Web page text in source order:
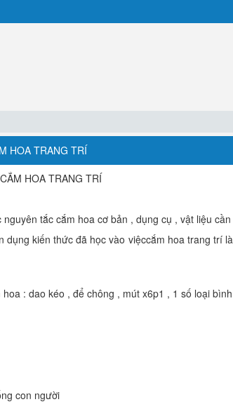
HOA TRANG TRÍ
HOA TRANG TRÍ
tắc cắm hoa cơ bản , dụng cụ , vật liệu
dụng kiến thức đã học vào việccắm hoa trang trí
: dao kéo , để chông , mút x6p1 , 1 số loại
con người